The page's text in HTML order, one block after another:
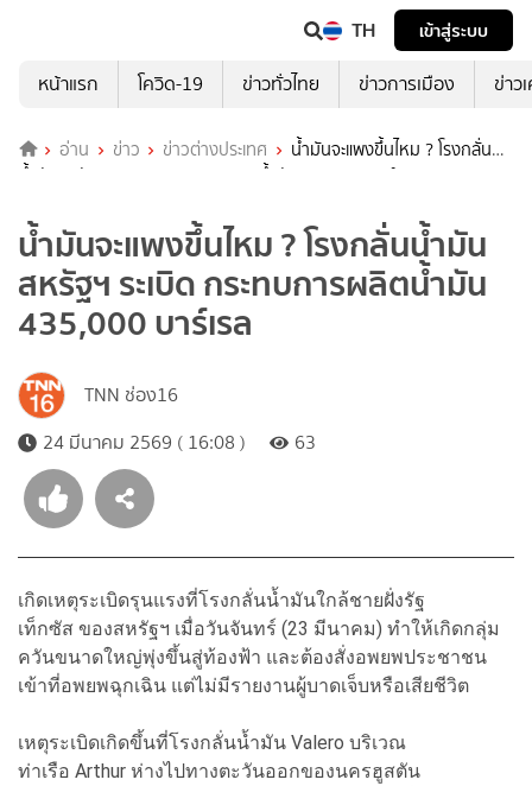
TH
เข้าสู่ระบบ
หน้าแรก
โควิด-19 ข่าวทั่วไทย ข่าวการเมือง ข่าว
อ่าน ข่าว ข่าวต่างประเทศ
น้ำมันจะแพงขึ้นไหม ? โรงกลั่น
น้ำมันสหรัฐฯ ระเบิด กระทบการผลิตน้ำมัน 435,000 บาร์เรล
น้ำมันจะแพงขึ้นไหม ? โรงกลั่นน้ำมัน
สหรัฐฯ ระเบิด กระทบการผลิตน้ำมัน
435,000 บาร์เรล
TNN ช่อง16
24 มีนาคม 2569 ( 16:08 )
63
เกิดเหตุระเบิดรุนแรงที่โรงกลั่นน้ำมันใกล้ชายฝั่งรัฐ
เท็กซัส ของสหรัฐฯ เมื่อวันจันทร์ (23 มีนาคม) ทำให้เกิดกลุ่ม
ควันขนาดใหญ่พุ่งขึ้นสู่ท้องฟ้า และต้องสั่งอพยพประชาชน
เข้าที่อพยพฉุกเฉิน แต่ไม่มีรายงานผู้บาดเจ็บหรือเสียชีวิต
เหตุระเบิดเกิดขึ้นที่โรงกลั่นน้ำมัน Valero บริเวณ
ท่าเรือ Arthur ห่างไปทางตะวันออกของนครฮูสตัน